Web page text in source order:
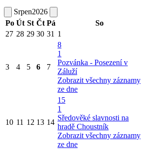
Srpen2026
Po Út St Čt Pá So
27 28 29 30 31 1
3 4 5 6 7
8
1
Pozvánka - Posezení v
Záluží
Zobrazit všechny záznamy
ze dne
10 11 12 13 14
15
1
Sředověké slavnosti na
hradě Choustník
Zobrazit všechny záznamy
ze dne